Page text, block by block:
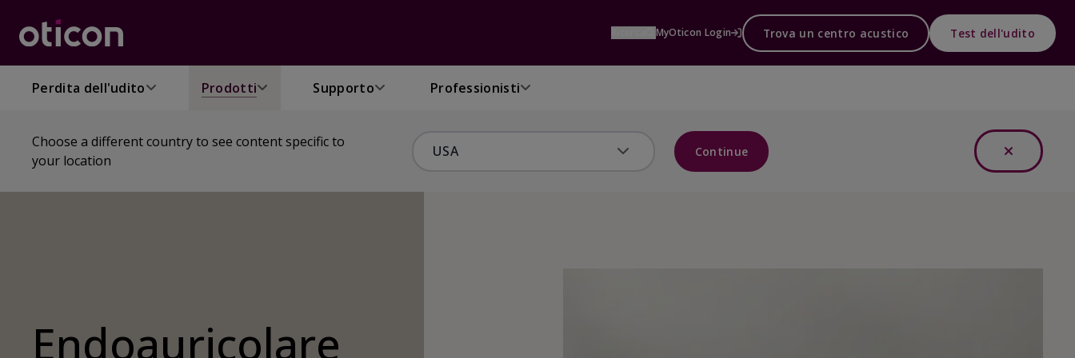
MyOticon Login Trova un centro acustico Test dell'udito
Perdita dell'udito Prodotti Supporto Professionisti
Choose a different country to see content specific to
your location
Continue
Endoauricolare